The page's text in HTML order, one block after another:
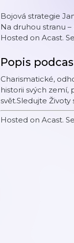
Bojová strategie
Na druhou stranu
Hosted on Acast.
Popis
Charismatické,
historii svých zemí,
svět.Sledujte
Hosted on Acast.